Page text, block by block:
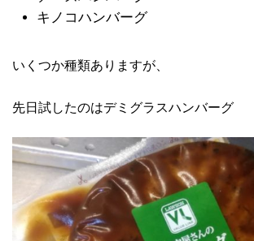
キノコハンバーグ
いくつか種類ありますが、
先日試したのはデミグラスハンバーグ